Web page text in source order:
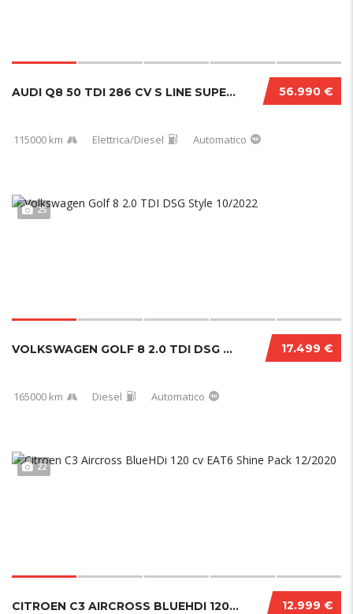
56.990 €
AUDI Q8 50 TDI 286 CV S LINE SUPER FULL
115000 km Elettrica/Diesel Automatico
25
17.499 €
VOLKSWAGEN GOLF 8 2.0 TDI DSG STYLE 10/2022
165000 km Diesel Automatico
22
12.999 €
CITROEN C3 AIRCROSS BLUEHDI 120 CV EAT6 SHINE PACK 12/2020